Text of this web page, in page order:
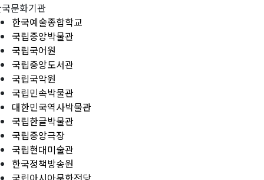
문화기관
한국예술종합학교
국립중앙박물관
국립국어원
국립중앙도서관
국립국악원
국립민속박물관
대한민국역사박물관
국립한글박물관
국립중앙극장
국립현대미술관
한국정책방송원